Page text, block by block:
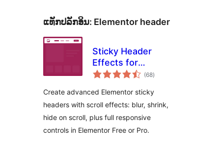
ແທັກປລັກອິນ: Elementor header
Sticky Header
Effects for
Elementor
(68ຄະແນນ
ທັງໝົດ
)
Create advanced Elementor sticky
headers with scroll effects: blur, shrink,
hide on scroll, plus full responsive
controls in Elementor Free or Pro.